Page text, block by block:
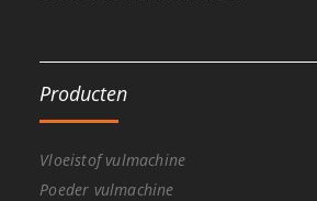
Producten
Vloeistof vulmachine
Poeder vulmachine